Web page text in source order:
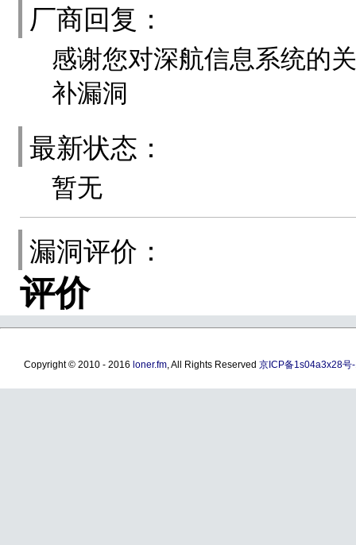
厂商回复：
感谢您对深航信息系统的
补漏洞
最新状态：
暂无
漏洞评价：
评价
Copyright © 2010 - 2016 loner.fm, All Rights Reserved 京ICP备1s04a3x28号